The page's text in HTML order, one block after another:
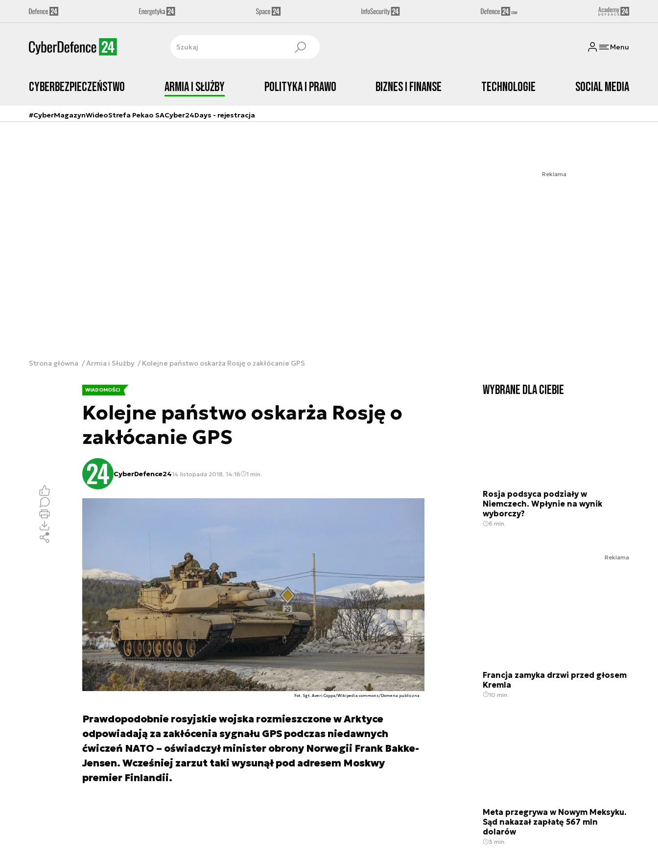
Menu
Cyberbezpieczeństwo Armia i Służby Polityka i prawo Biznes i Finanse Technologie Social media
#CyberMagazynWideoStrefa Pekao SACyber24Days - rejestracja
Reklama
Strona główna Armia i Służby Kolejne państwo oskarża Rosję o zakłócanie GPS
WIADOMOŚCI
Kolejne państwo oskarża Rosję o
zakłócanie GPS
CyberDefence2414 listopada 2018, 14:16 1 min.
Fot. Sgt. Averi Coppa/Wikipedia commons/Domena publiczna
Prawdopodobnie rosyjskie wojska rozmieszczone w Arktyce
odpowiadają za zakłócenia sygnału GPS podczas niedawnych
ćwiczeń NATO – oświadczył minister obrony Norwegii Frank Bakke-
Jensen. Wcześniej zarzut taki wysunął pod adresem Moskwy
premier Finlandii.
Wybrane dla Ciebie
Rosja podsyca podziały w
Niemczech. Wpłynie na wynik
wyborczy?
6 min.
Reklama
Francja zamyka drzwi przed głosem
Kremla
10 min.
Meta przegrywa w Nowym Meksyku.
Sąd nakazał zapłatę 567 mln
dolarów
3 min.